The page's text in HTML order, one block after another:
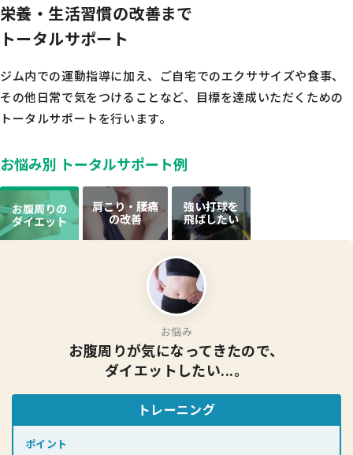
栄養・生活習慣の改善まで
トータルサポート
ジム内での運動指導に加え、ご自宅でのエクササイズや食事、
その他日常で気をつけることなど、
目標を達成いただくための
トータルサポートを行います。
お悩み別 トータルサポート例
お腹周りの
ダイエット
肩こり・腰痛
の改善
強い打球を
飛ばしたい
お悩み
お腹周りが気になってきたので、
ダイエットしたい...。
トレーニング
ポイント